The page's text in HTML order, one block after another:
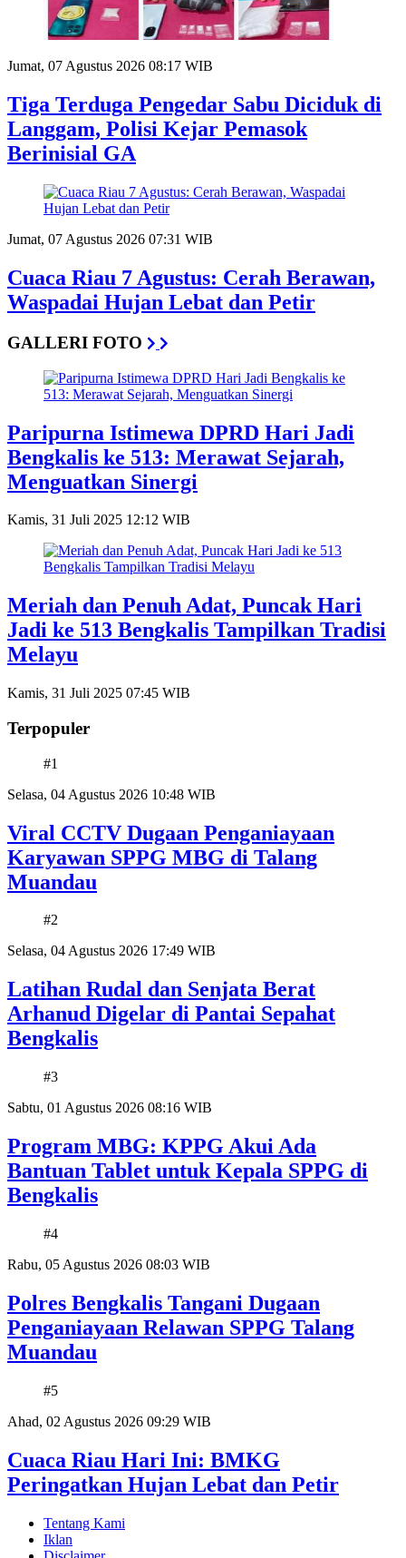
Jumat, 07 Agustus 2026 08:17 WIB
Tiga Terduga Pengedar Sabu Diciduk di
Langgam, Polisi Kejar Pemasok
Berinisial GA
Jumat, 07 Agustus 2026 07:31 WIB
Cuaca Riau 7 Agustus: Cerah Berawan,
Waspadai Hujan Lebat dan Petir
GALLERI FOTO
Paripurna Istimewa DPRD Hari Jadi
Bengkalis ke 513: Merawat Sejarah,
Menguatkan Sinergi
Kamis, 31 Juli 2025 12:12 WIB
Meriah dan Penuh Adat, Puncak Hari
Jadi ke 513 Bengkalis Tampilkan Tradisi
Melayu
Kamis, 31 Juli 2025 07:45 WIB
Terpopuler
#1
Selasa, 04 Agustus 2026 10:48 WIB
Viral CCTV Dugaan Penganiayaan
Karyawan SPPG MBG di Talang
Muandau
#2
Selasa, 04 Agustus 2026 17:49 WIB
Latihan Rudal dan Senjata Berat
Arhanud Digelar di Pantai Sepahat
Bengkalis
#3
Sabtu, 01 Agustus 2026 08:16 WIB
Program MBG: KPPG Akui Ada
Bantuan Tablet untuk Kepala SPPG di
Bengkalis
#4
Rabu, 05 Agustus 2026 08:03 WIB
Polres Bengkalis Tangani Dugaan
Penganiayaan Relawan SPPG Talang
Muandau
#5
Ahad, 02 Agustus 2026 09:29 WIB
Cuaca Riau Hari Ini: BMKG
Peringatkan Hujan Lebat dan Petir
Tentang Kami
Iklan